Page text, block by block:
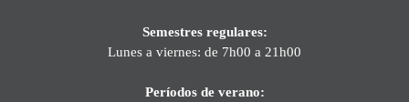
Semestres regulares:
Lunes a viernes: de 7h00 a 21h00
Períodos de verano: